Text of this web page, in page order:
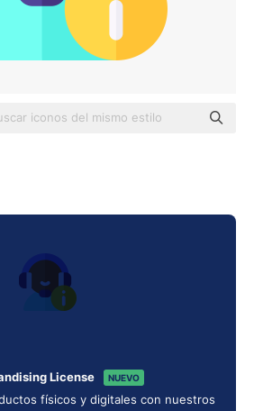
License NUEVO
físicos y digitales con nuestros